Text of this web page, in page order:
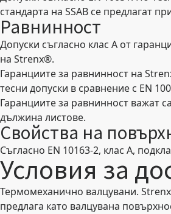
стандарта на SSAB се предлагат
Равнинност
Допуски съгласно клас А от
на Strenx®.
Гаранциите за равнинност на
тесни допуски в сравнение с EN
Гаранциите за равнинност важат
дължина листове.
Свойства на
Съгласно EN 10163-2, клас A,
Условия за
Термомеханично валцувани.
предлага като валцувана